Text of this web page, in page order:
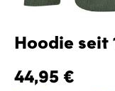
Hoodie seit
44,95 €